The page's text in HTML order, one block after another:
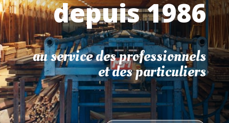
depuis 1986
au service des professionnels
et des particuliers